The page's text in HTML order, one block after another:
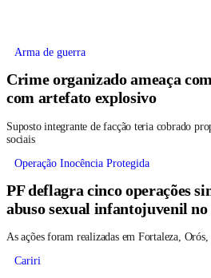
Arma de guerra
Crime organizado ameaça
com artefato explosivo
Suposto integrante de facção teria cobrado
sociais
Operação Inocência Protegida
PF deflagra cinco operações
abuso sexual infantojuvenil no
As ações foram realizadas em Fortaleza,
Cariri